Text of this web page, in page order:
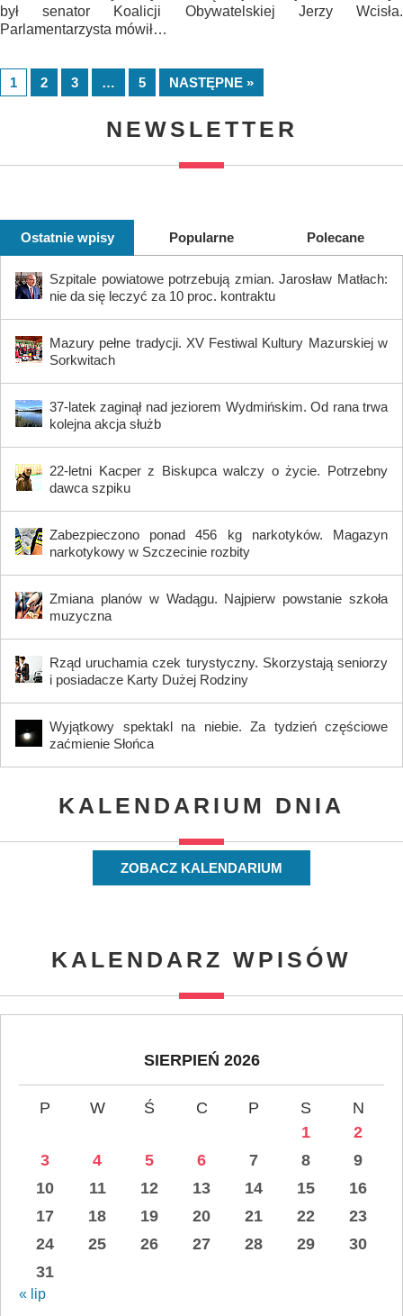
był senator Koalicji Obywatelskiej Jerzy Wcisła.
Parlamentarzysta mówił…
1 2 3 … 5 NASTĘPNE »
NEWSLETTER
Ostatnie wpisy Popularne Polecane
Szpitale powiatowe potrzebują zmian. Jarosław Matłach:
nie da się leczyć za 10 proc. kontraktu
Mazury pełne tradycji. XV Festiwal Kultury Mazurskiej w
Sorkwitach
37-latek zaginął nad jeziorem Wydmińskim. Od rana trwa
kolejna akcja służb
22-letni Kacper z Biskupca walczy o życie. Potrzebny
dawca szpiku
Zabezpieczono ponad 456 kg narkotyków. Magazyn
narkotykowy w Szczecinie rozbity
Zmiana planów w Wadągu. Najpierw powstanie szkoła
muzyczna
Rząd uruchamia czek turystyczny. Skorzystają seniorzy
i posiadacze Karty Dużej Rodziny
Wyjątkowy spektakl na niebie. Za tydzień częściowe
zaćmienie Słońca
KALENDARIUM DNIA
ZOBACZ KALENDARIUM
KALENDARZ WPISÓW
SIERPIEŃ 2026
P W Ś C P S
N
1
2
3
4 5 6 7 8
9
10
11 12 13 14 15
16
17
18 19 20 21 22
23
24
25 26 27 28 29
30
31
« lip